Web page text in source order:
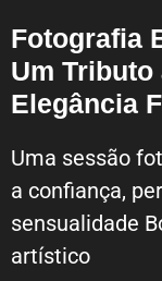
Fotografia
Um Tributo
Elegância
Uma sessão
a confiança,
sensualidade
artístico